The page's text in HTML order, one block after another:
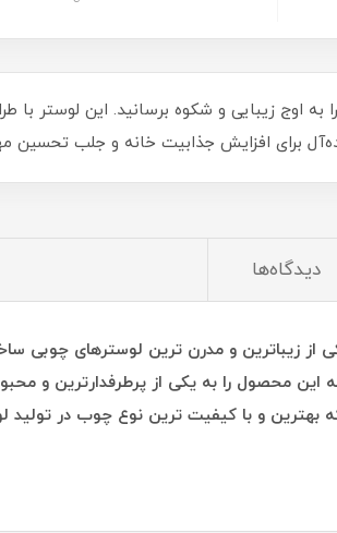
فضای خانه‌تان را به اوج زیبایی و شکوه
برای افزایش جذابیت خانه و جلب تحسین
دیدگاه‌ها
را میتوان یکی از زیباترین و مدرن ترین
این محصول را به یکی از پرطرفدارترین
و با کیفیت ترین نوع چوب در تولید